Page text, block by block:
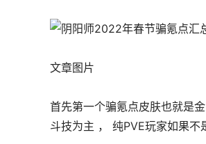
文章图片
首先第一个骗氪点皮肤也就是
斗技为主 ， 纯PVE玩家如果不